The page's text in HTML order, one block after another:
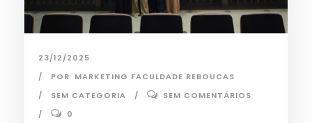
23/12/2025
POR MARKETING FACULDADE REBOUCAS
SEM CATEGORIA
SEM COMENTÁRIOS
0